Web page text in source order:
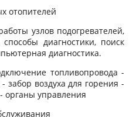
отопителей
узлов подогревателей,
диагностики, поиск
диагностика.
топливопровода -
забор воздуха для горения -
органы управления